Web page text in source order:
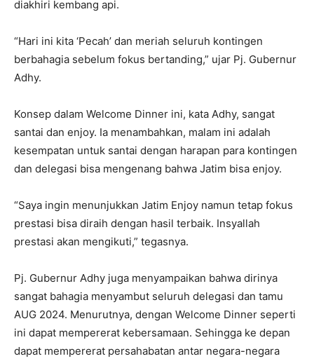
diakhiri kembang api.
“Hari ini kita ‘Pecah’ dan meriah seluruh kontingen
berbahagia sebelum fokus bertanding,” ujar Pj. Gubernur
Adhy.
Konsep dalam Welcome Dinner ini, kata Adhy, sangat
santai dan enjoy. Ia menambahkan, malam ini adalah
kesempatan untuk santai dengan harapan para kontingen
dan delegasi bisa mengenang bahwa Jatim bisa enjoy.
“Saya ingin menunjukkan Jatim Enjoy namun tetap fokus
prestasi bisa diraih dengan hasil terbaik. Insyallah
prestasi akan mengikuti,” tegasnya.
Pj. Gubernur Adhy juga menyampaikan bahwa dirinya
sangat bahagia menyambut seluruh delegasi dan tamu
AUG 2024. Menurutnya, dengan Welcome Dinner seperti
ini dapat mempererat kebersamaan. Sehingga ke depan
dapat mempererat persahabatan antar negara-negara